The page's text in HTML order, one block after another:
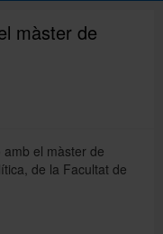
màster de
amb el màster de
de la Facultat de